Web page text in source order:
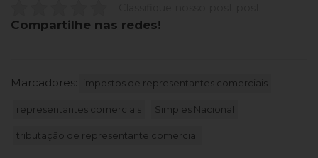
Compartilhe nas redes!
Marcadores: impostos de representantes comerciais
representantes comerciais Simples Nacional
tributação de representante comercial